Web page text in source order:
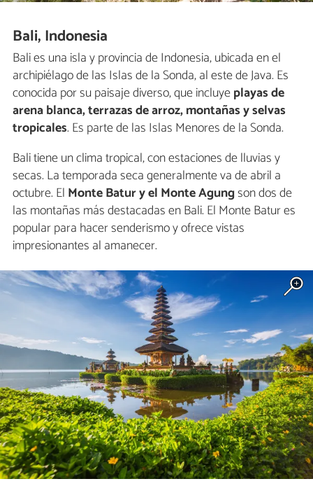
Bali, Indonesia
Bali es una isla y provincia de Indonesia, ubicada en el
archipiélago de las Islas de la Sonda, al este de Java. Es
conocida por su paisaje diverso, que incluyeplayas de
arena blanca, terrazas de arroz, montañas y selvas
tropicales. Es parte de las Islas Menores de la Sonda.
Bali tiene un clima tropical, con estaciones de lluvias y
secas. La temporada seca generalmente va de abril a
octubre. El Monte Batur y el Monte Agungson dos de
las montañas más destacadas en Bali. El Monte Batur es
popular para hacer senderismo y ofrece vistas
impresionantes al amanecer.